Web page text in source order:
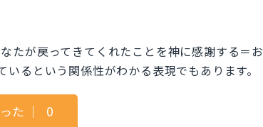
たが戻ってきてくれたことを神に感謝する＝お
るという関係性がわかる表現でもあります。
た ｜ 0